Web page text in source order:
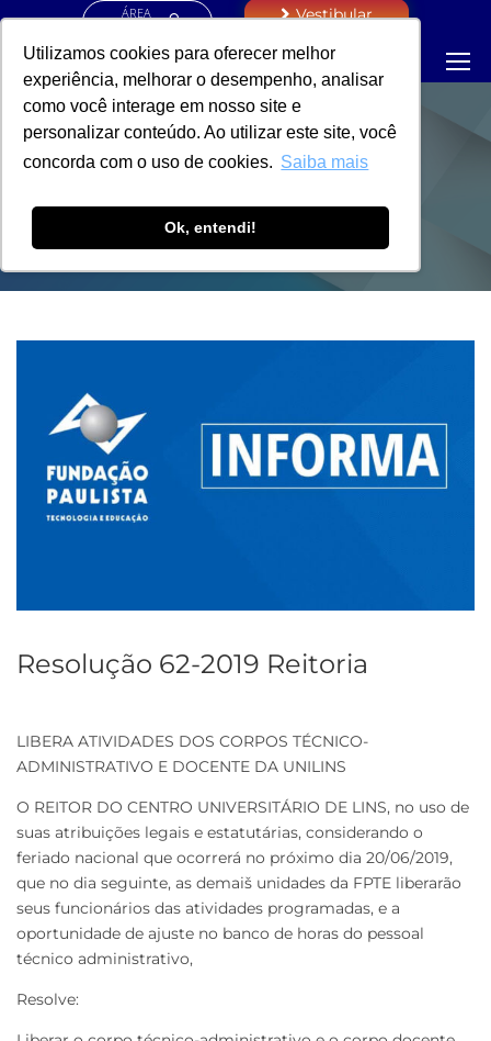
Utilizamos cookies para oferecer melhor
experiência, melhorar o desempenho, analisar
como você interage em nosso site e
personalizar conteúdo. Ao utilizar este site, você
concorda com o uso de cookies. Saiba mais
Ok, entendi!
ÁREA
Vestibular
PORTARIA -
REITORIA
Resolução 62-2019 Reitoria
LIBERA ATIVIDADES DOS CORPOS TÉCNICO-
ADMINISTRATIVO E DOCENTE DA UNILINS
O REITOR DO CENTRO UNIVERSITÁRIO DE LINS, no uso de
suas atribuições legais e estatutárias, considerando o
feriado nacional que ocorrerá no próximo dia 20/06/2019,
que no dia seguinte, as demaiš unidades da FPTE liberarão
seus funcionários das atividades programadas, e a
oportunidade de ajuste no banco de horas do pessoal
técnico administrativo,
Resolve: